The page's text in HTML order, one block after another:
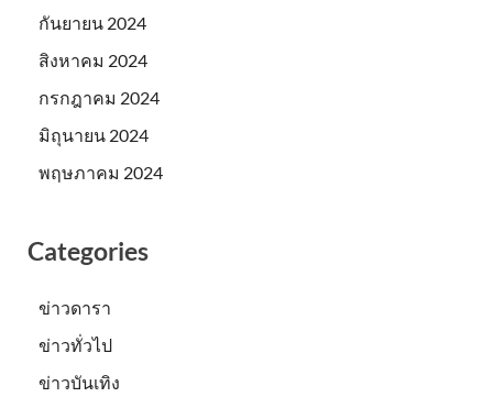
กันยายน 2024
สิงหาคม 2024
กรกฎาคม 2024
มิถุนายน 2024
พฤษภาคม 2024
Categories
ข่าวดารา
ข่าวทั่วไป
ข่าวบันเทิง